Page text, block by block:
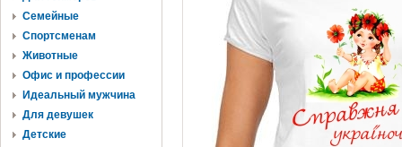
Семейные
Спортсменам
Животные
Офис и профессии
Идеальный мужчина
Для девушек
Детские